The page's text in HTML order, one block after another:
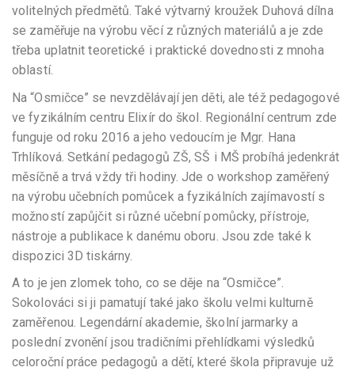
volitelných předmětů. Také výtvarný kroužek Duhová dílna
se zaměřuje na výrobu věcí z různých materiálů a je zde
třeba uplatnit teoretické i praktické dovednosti z mnoha
oblastí.
Na “Osmičce” se nevzdělávají jen děti, ale též pedagogové
ve fyzikálním centru Elixír do škol. Regionální centrum zde
funguje od roku 2016 a jeho vedoucím je Mgr. Hana
Trhlíková. Setkání pedagogů ZŠ, SŠ i MŠ probíhá jedenkrát
měsíčně a trvá vždy tři hodiny. Jde o workshop zaměřený
na výrobu učebních pomůcek a fyzikálních zajímavostí s
možností zapůjčit si různé učební pomůcky, přístroje,
nástroje a publikace k danému oboru. Jsou zde také k
dispozici 3D tiskárny.
A to je jen zlomek toho, co se děje na “Osmičce”.
Sokolováci si ji pamatují také jako školu velmi kulturně
zaměřenou. Legendární akademie, školní jarmarky a
poslední zvonění jsou tradičními přehlídkami výsledků
celoroční práce pedagogů a dětí, které škola připravuje už